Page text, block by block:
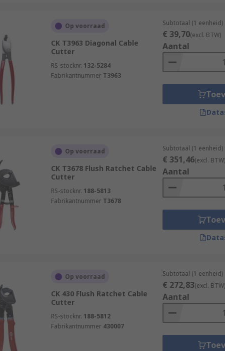
Op voorraad
CK T3963 Diagonal Cable
Cutter
RS-stocknr. 132-5284
Fabrikantnummer T3963
Subtotaal (1 eenheid)
€ 39,70(excl. BTW)
Aantal
Op voorraad
CK T3678 Flush Ratchet Cable
Cutter
RS-stocknr. 188-5813
Fabrikantnummer T3678
Subtotaal (1 eenheid)
€ 351,46(excl. BTW)
Aantal
Op voorraad
CK 430 Flush Ratchet Cable
Cutter
RS-stocknr. 188-5812
Fabrikantnummer 430007
Subtotaal (1 eenheid)
€ 272,83(excl. BTW)
Aantal